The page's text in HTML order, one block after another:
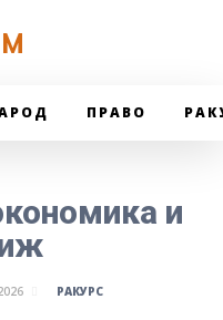
ПРАВО
и
РАКУРС